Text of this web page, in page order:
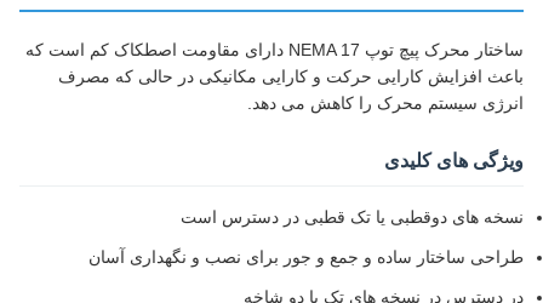
ساختار محرک پیچ توپ NEMA 17 دارای مقاومت اصطکاک کم است که
باعث افزایش کارایی حرکت و کارایی مکانیکی در حالی که مصرف
انرژی سیستم محرک را کاهش می دهد.
ویژگی های کلیدی
نسخه های دوقطبی یا تک قطبی در دسترس است
طراحی ساختار ساده و جمع و جور برای نصب و نگهداری آسان
در دسترس در نسخه های تک یا دو شاخه